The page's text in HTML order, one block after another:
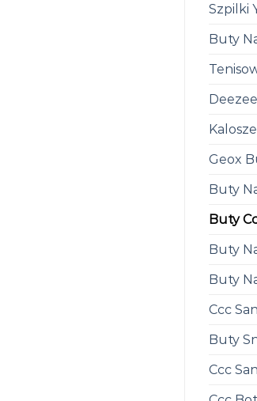
Szpilki
Buty
Geox
Buty
Buty
Buty
Buty
Ccc
Buty
Ccc